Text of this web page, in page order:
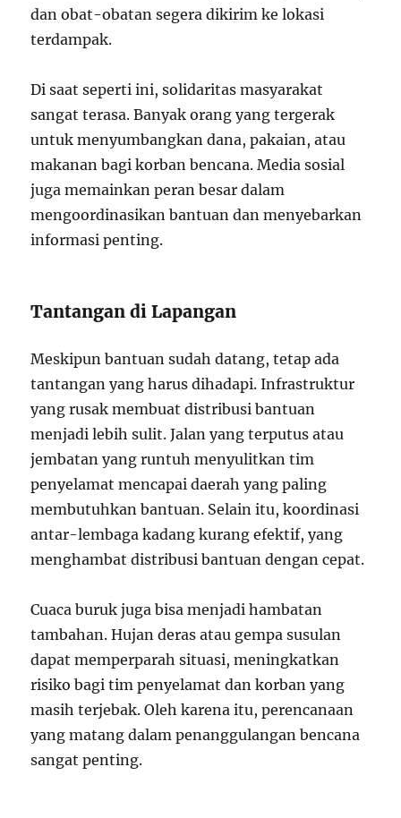
dan obat-obatan segera dikirim ke lokasi
terdampak.
Di saat seperti ini, solidaritas masyarakat
sangat terasa. Banyak orang yang tergerak
untuk menyumbangkan dana, pakaian, atau
makanan bagi korban bencana. Media sosial
juga memainkan peran besar dalam
mengoordinasikan bantuan dan menyebarkan
informasi penting.
Tantangan di Lapangan
Meskipun bantuan sudah datang, tetap ada
tantangan yang harus dihadapi. Infrastruktur
yang rusak membuat distribusi bantuan
menjadi lebih sulit. Jalan yang terputus atau
jembatan yang runtuh menyulitkan tim
penyelamat mencapai daerah yang paling
membutuhkan bantuan. Selain itu, koordinasi
antar-lembaga kadang kurang efektif, yang
menghambat distribusi bantuan dengan cepat.
Cuaca buruk juga bisa menjadi hambatan
tambahan. Hujan deras atau gempa susulan
dapat memperparah situasi, meningkatkan
risiko bagi tim penyelamat dan korban yang
masih terjebak. Oleh karena itu, perencanaan
yang matang dalam penanggulangan bencana
sangat penting.